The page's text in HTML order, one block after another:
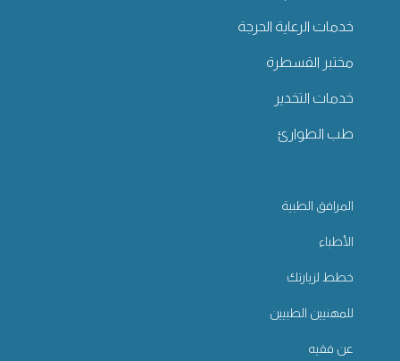
خدمات الرعاية الحرجة
مختبر القسطرة
خدمات التخدير
طب الطوارئ
المرافق الطبية
الأطباء
خطط لزيارتك
للمهنيين الطبيين
عن فقيه